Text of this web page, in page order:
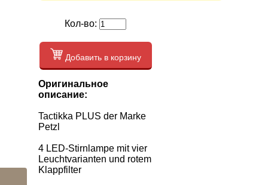
Кол-во:
Добавить в корзину
Оригинальное
описание:
Tactikka PLUS der Marke
Petzl
4 LED-Stirnlampe mit vier
Leuchtvarianten und rotem
Klappfilter